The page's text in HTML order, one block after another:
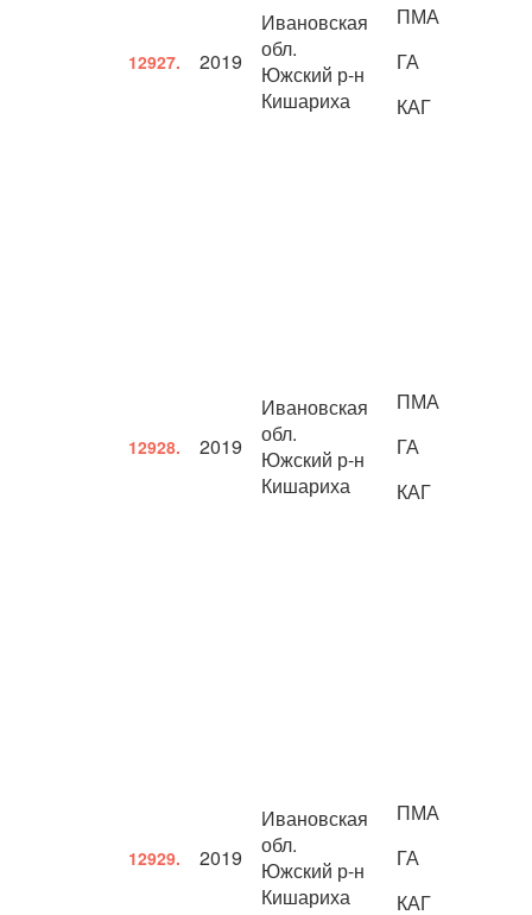
12927. 2019
Ивановская
обл.
Южский р-н
Кишариха
ПМА
ГА
КАГ
12928. 2019
Ивановская
обл.
Южский р-н
Кишариха
ПМА
ГА
КАГ
12929. 2019
Ивановская
обл.
Южский р-н
Кишариха
ПМА
ГА
КАГ